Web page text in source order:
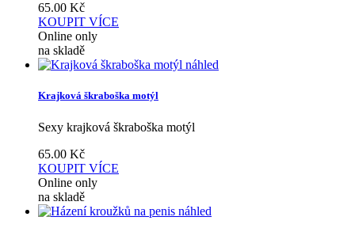
65.00 Kč
KOUPIT VÍCE
Online only
na skladě
náhled
Krajková škraboška motýl
Sexy krajková škraboška motýl
65.00 Kč
KOUPIT VÍCE
Online only
na skladě
náhled